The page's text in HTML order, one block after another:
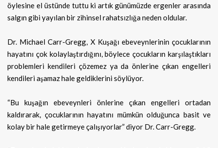
öylesine el üstünde tuttu ki artık günümüzde ergenler arasında
salgın gibi yayılan bir zihinsel rahatsızlığa neden oldular.
Dr. Michael Carr-Gregg, X Kuşağı ebeveynlerinin çocuklarının
hayatını çok kolaylaştırdığını, böylece çocukların karşılaştıkları
problemleri kendileri çözemez ya da önlerine çıkan engelleri
kendileri aşamaz hale geldiklerini söylüyor.
“Bu kuşağın ebeveynleri önlerine çıkan engelleri ortadan
kaldırarak, çocuklarının hayatını mümkün olduğunca basit ve
kolay bir hale getirmeye çalışıyorlar” diyor Dr. Carr-Gregg.